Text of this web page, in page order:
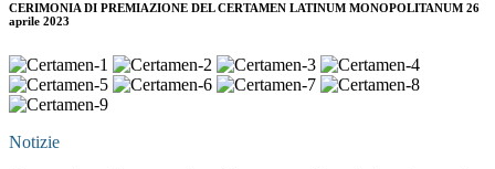
CERIMONIA DI PREMIAZIONE DEL CERTAMEN LATINUM MONOPOLITANUM 26
aprile 2023
Notizie